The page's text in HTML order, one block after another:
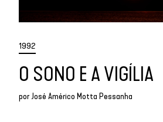
1992
O SONO E A VIGÍLIA
porJosé Américo Motta Pessanha